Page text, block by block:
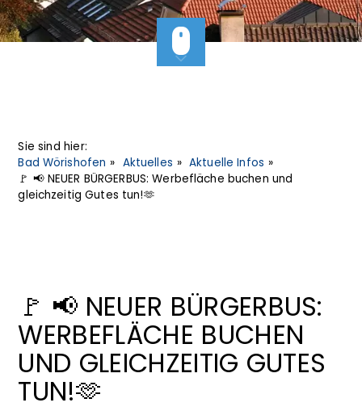
Sie sind hier:
Bad Wörishofen
Aktuelles
Aktuelle Infos
🚩 📢 NEUER BÜRGERBUS: Werbefläche buchen und
gleichzeitig Gutes tun!🫶
🚩 📢 NEUER BÜRGERBUS:
WERBEFLÄCHE BUCHEN
UND GLEICHZEITIG GUTES
TUN!🫶